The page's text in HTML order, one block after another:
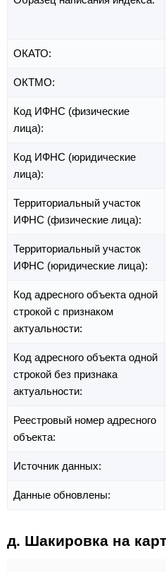
ОКАТО:
ОКТМО:
Код ИФНС (физические
лица):
Код ИФНС (юридические
лица):
Территориальный участок
ИФНС (физические лица):
Территориальный участок
ИФНС (юридические лица):
Код адресного объекта одной
строкой с признаком
актуальности:
Код адресного объекта одной
строкой без признака
актуальности:
Реестровый номер адресного
объекта:
Источник данных:
Данные обновлены:
д. Шакировка на